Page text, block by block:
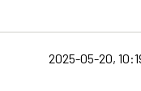
2025-05-20,